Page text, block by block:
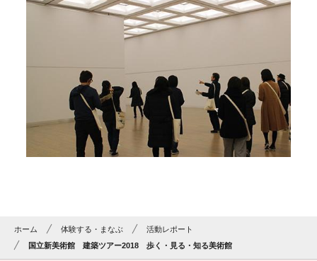
ホーム 体験する・まなぶ
活動レポート
国立新美術館 建築ツアー2018 歩く・見る・知る美術館